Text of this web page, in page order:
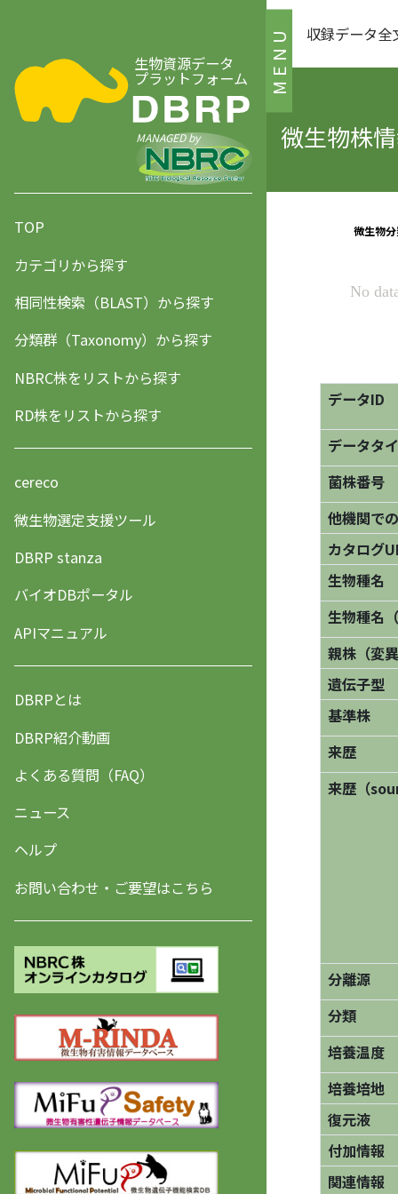
MENU
生物資源データ
プラットフォーム
MANAGED by
TOP
カテゴリから探す
相同性検索（BLAST）から探す
分類群（Taxonomy）から探す
NBRC株をリストから探す
RD株をリストから探す
cereco
微生物選定支援ツール
DBRP stanza
バイオDBポータル
APIマニュアル
DBRPとは
DBRP紹介動画
よくある質問（FAQ）
ニュース
ヘルプ
お問い合わせ・ご要望はこちら
収録データ全
微生物株
データID
データタ
菌株番号
他機関で
カタログ
生物種名
生物種名
親株（変
遺伝子型
基準株
来歴
来歴（
分離源
分類
培養温度
培養培地
復元液
付加情報
関連情報